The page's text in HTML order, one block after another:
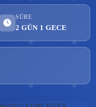
SÜRE
2 GÜN 1 GECE